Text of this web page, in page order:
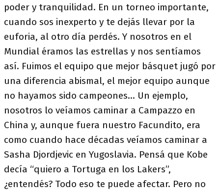
poder y tranquilidad. En un torneo importante,
cuando sos inexperto y te dejás llevar por la
euforia, al otro día perdés. Y nosotros en el
Mundial éramos las estrellas y nos sentíamos
así. Fuimos el equipo que mejor básquet jugó por
una diferencia abismal, el mejor equipo aunque
no hayamos sido campeones… Un ejemplo,
nosotros lo veíamos caminar a Campazzo en
China y, aunque fuera nuestro Facundito, era
como cuando hace décadas veíamos caminar a
Sasha Djordjevic en Yugoslavia. Pensá que Kobe
decía “quiero a Tortuga en los Lakers”,
¿entendés? Todo eso te puede afectar. Pero no